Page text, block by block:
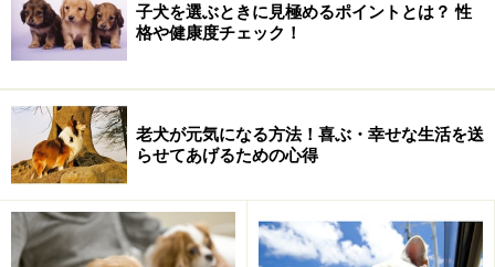
バナナはどんなふうに体にいいの？犬の健
康のために期待できること4つ
子犬を選ぶときに見極めるポイントとは？ 性
格や健康度チェック！
老犬が元気になる方法！喜ぶ・幸せな生活を送
らせてあげるための心得